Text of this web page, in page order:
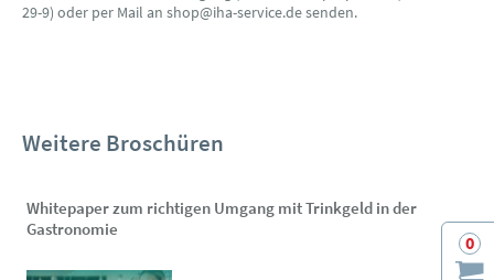
0
29-9) oder per Mail an shop@iha-service.de senden.
Weitere Broschüren
Whitepaper zum richtigen Umgang mit Trinkgeld in der
Gastronomie